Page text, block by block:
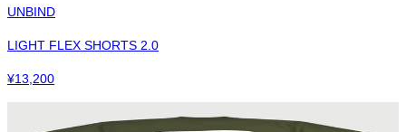
UNBIND
LIGHT FLEX SHORTS 2.0
¥13,200